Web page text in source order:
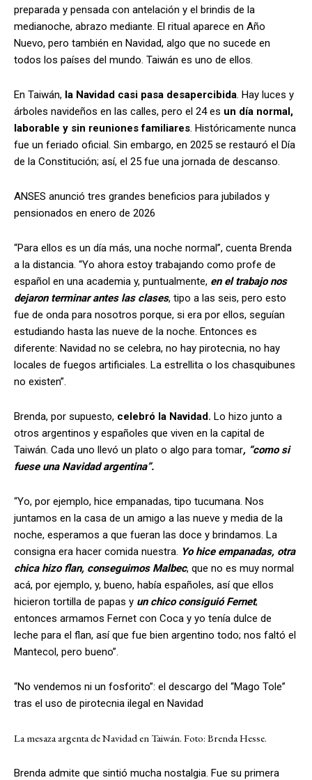
preparada y pensada con antelación y el brindis de la
medianoche, abrazo mediante. El ritual aparece en Año
Nuevo, pero también en Navidad, algo que no sucede en
todos los países del mundo. Taiwán es uno de ellos.
En Taiwán, la Navidad casi pasa desapercibida. Hay luces y
árboles navideños en las calles, pero el 24 es un día normal,
laborable y sin reuniones familiares. Históricamente nunca
fue un feriado oficial. Sin embargo, en 2025 se restauró el Día
de la Constitución; así, el 25 fue una jornada de descanso.
ANSES anunció tres grandes beneficios para jubilados y
pensionados en enero de 2026
“Para ellos es un día más, una noche normal”, cuenta Brenda
a la distancia. “Yo ahora estoy trabajando como profe de
español en una academia y, puntualmente, en el trabajo nos
dejaron terminar antes las clases, tipo a las seis, pero esto
fue de onda para nosotros porque, si era por ellos, seguían
estudiando hasta las nueve de la noche. Entonces es
diferente: Navidad no se celebra, no hay pirotecnia, no hay
locales de fuegos artificiales. La estrellita o los chasquibunes
no existen”.
Brenda, por supuesto, celebró la Navidad. Lo hizo junto a
otros argentinos y españoles que viven en la capital de
Taiwán. Cada uno llevó un plato o algo para tomar, “como si
fuese una Navidad argentina”.
“Yo, por ejemplo, hice empanadas, tipo tucumana. Nos
juntamos en la casa de un amigo a las nueve y media de la
noche, esperamos a que fueran las doce y brindamos. La
consigna era hacer comida nuestra. Yo hice empanadas, otra
chica hizo flan, conseguimos Malbec, que no es muy normal
acá, por ejemplo, y, bueno, había españoles, así que ellos
hicieron tortilla de papas y un chico consiguió Fernet;
entonces armamos Fernet con Coca y yo tenía dulce de
leche para el flan, así que fue bien argentino todo; nos faltó el
Mantecol, pero bueno”.
“No vendemos ni un fosforito”: el descargo del “Mago Tole”
tras el uso de pirotecnia ilegal en Navidad
La mesaza argenta de Navidad en Taiwán. Foto: Brenda Hesse.
Brenda admite que sintió mucha nostalgia. Fue su primera